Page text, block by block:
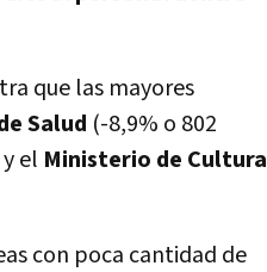
que las mayores
Salud (-8,9% o 802
el Ministerio de Cultura
con poca cantidad de